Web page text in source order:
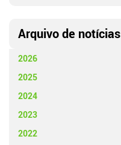
Arquivo de notícias
2026
2025
2024
2023
2022